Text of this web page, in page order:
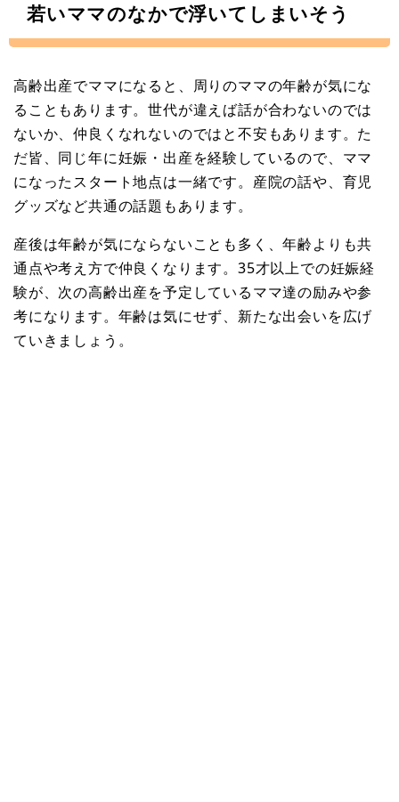
若いママのなかで浮いてしまいそう
高齢出産でママになると、周りのママの年齢が気にな
ることもあります。世代が違えば話が合わないのでは
ないか、仲良くなれないのではと不安もあります。た
だ皆、同じ年に妊娠・出産を経験しているので、ママ
になったスタート地点は一緒です。産院の話や、育児
グッズなど共通の話題もあります。
産後は年齢が気にならないことも多く、年齢よりも共
通点や考え方で仲良くなります。35才以上での妊娠経
験が、次の高齢出産を予定しているママ達の励みや参
考になります。年齢は気にせず、新たな出会いを広げ
ていきましょう。